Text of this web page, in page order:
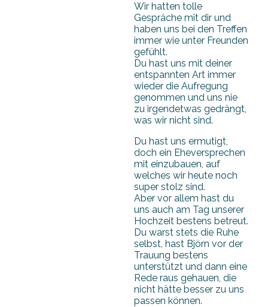
Wir hatten tolle
Gespräche mit dir und
haben uns bei den Treffen
immer wie unter Freunden
gefühlt.
Du hast uns mit deiner
entspannten Art immer
wieder die Aufregung
genommen und uns nie
zu irgendetwas gedrängt,
was wir nicht sind.
Du hast uns ermutigt,
doch ein Eheversprechen
mit einzubauen, auf
welches wir heute noch
super stolz sind.
Aber vor allem hast du
uns auch am Tag unserer
Hochzeit bestens betreut.
Du warst stets die Ruhe
selbst, hast Björn vor der
Trauung bestens
unterstützt und dann eine
Rede raus gehauen, die
nicht hätte besser zu uns
passen können.